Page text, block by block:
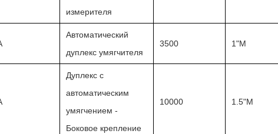
измерителя
Автоматический
дуплекс умягчителя
3500 1"M
Дуплекс с
автоматическим
умягчением -
Боковое крепление
10000 1.5"M